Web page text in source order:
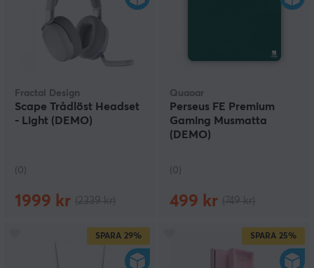
Fractal Design
Scape Trådlöst Headset
- Light (DEMO)
(0)
1999 kr
Quaoar
Perseus FE Premium
Gaming Musmatta
(DEMO)
(0)
499 kr
SPARA 29% SPARA 25%